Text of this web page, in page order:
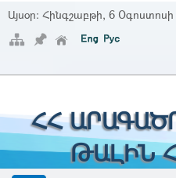
Այսօր: Հինգշաբթի, 6 Օգոստոսի
ՀՀ
ԹԱԼԻՆ